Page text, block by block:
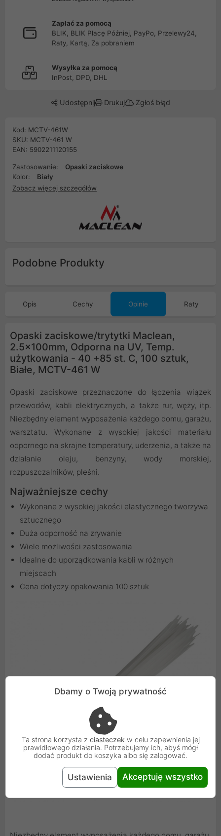
Zapłać za pomocą
BLIK, BLIK Płacę Później, PayPo, Przelewy24,
Raty, Kartą, Za pobraniem
Wysyłka za pomocą
InPost, DPD, DHL
Udostępnij Drukuj Zgłoś błąd
Kod: MCTV-461W
SKU: MCTV-461 W
EAN: 5902211120155
Zastosowanie:
Opaski zaciskowe
Kolor:
Biały
Zobacz więcej szczegółów
Podobne Produkty
Opis Cechy Opinie Raty
Opaski zaciskowe/trytytki Maclean,
2.5x100mm, Odporna na UV, Temp.
użytkowania - 40 +85 st. C, 100 sztuk,
Białe, MCTV-461 W
Opaski zaciskowe przeznaczone do łączenia wiązek
przewodów, kabli elektrycznych, a także rur, węży, itp.
Niezbędny element wyposażenia każdego domu, garażu,
warsztatu. Wykonane z wysokiej jakości materiału
odpornego na skrajne temperatury, uderzenia, a także na
działanie oleju, benzyny, wody morskiej,
rozpuszczalników, pleśni.
Najważniejsze cechy
Wykonane z wysokiej jakości elastycznego tworzywa
sztucznego
Duża odporność na zrywanie
Wiele możliwości zastosowania
Idealne do uporządkowania kabli w różnych
miejscach
Cena dotyczy opakowania 100 sztuk
Dbamy o Twoją prywatność
Ta strona korzysta z ciasteczek w celu zapewnienia jej
prawidłowego działania. Potrzebujemy ich, abyś mógł
dodać produkt do koszyka albo się zalogować.
Ustawienia Akceptuję wszystko